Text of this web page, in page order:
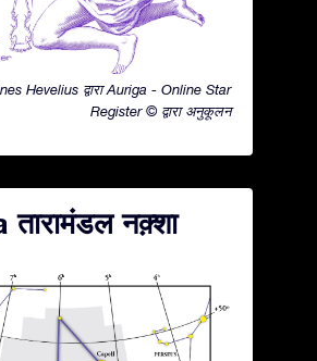
Hevelius द्वारा Auriga - Online Star
Register © द्वारा अनुकूलन
नक़्शा